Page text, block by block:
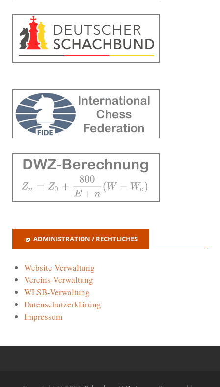
ADMINISTRATION / RECHTLICHES
Website-Verwaltung
Vereins-Verwaltung
WLSB-Verwaltung
Datenschutzerklärung
Impressum